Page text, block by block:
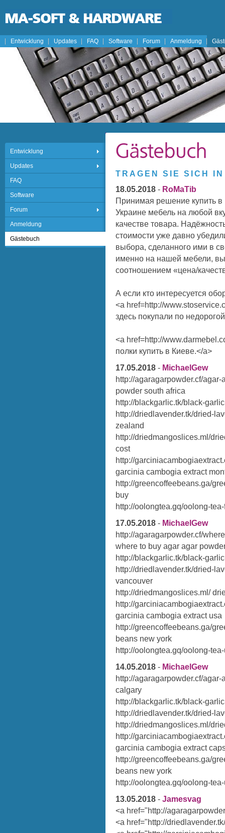
Entwicklung Updates FAQ Software Forum Anmeldung
Entwicklung
Updates
FAQ
Software
Forum
Anmeldung
Gästebuch
TRAGEN SIE SICH
18.05.2018 - RoMaTib
Принимая решение купить в
Украине мебель на любой
качестве товара.
стоимости уже давно
выбора, сделанного ими в
именно на нашей мебели,
соотношением «цена/
А если кто интересуется
<a href=http://
здесь покупали по
<a href=http://
полки купить в Киеве.</a>
17.05.2018 - MichaelGew
http://agaragarpowder.cf/
powder south africa
http://blackgarlic.tk/black-
http://driedlavender.tk/dried-
zealand
http://driedmangoslices.ml/
cost
http://
garcinia cambogia extract
http://greencoffeebeans.ga/
buy
http://oolongtea.gq/oolong-
17.05.2018 - MichaelGew
http://agaragarpowder.cf/
where to buy agar agar
http://blackgarlic.tk/black-
http://driedlavender.tk/dried-
vancouver
http://driedmangoslices.ml/
http://
garcinia cambogia extract usa
http://greencoffeebeans.ga/
beans new york
http://oolongtea.gq/oolong-
14.05.2018 - MichaelGew
http://agaragarpowder.cf/
calgary
http://blackgarlic.tk/black-
http://driedlavender.tk/dried-
http://driedmangoslices.ml/
http://
garcinia cambogia extract
http://greencoffeebeans.ga/
beans new york
http://oolongtea.gq/oolong-
13.05.2018 - Jamesvag
<a href="http://
<a href="http://